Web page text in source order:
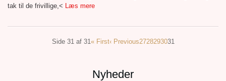
tak til de frivillige,< Læs mere
Side 31 af 31« First‹ Previous2728293031
Nyheder